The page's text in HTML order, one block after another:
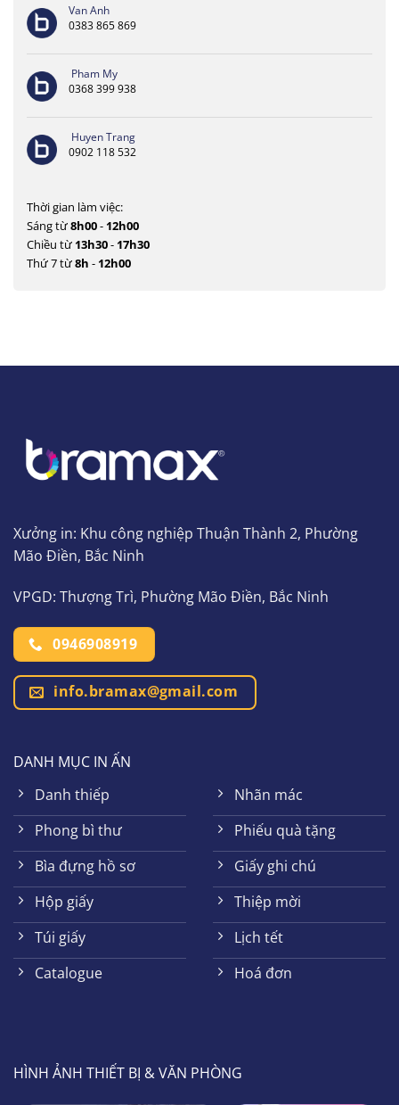
Van Anh
0383 865 869
Pham My
0368 399 938
Huyen Trang
0902 118 532
Thời gian làm việc:
Sáng từ8h00- 12h00
Chiều từ 13h30- 17h30
Thứ 7 từ8h - 12h00
Xưởng in: Khu công nghiệp Thuận Thành 2, Phường
Mão Điền, Bắc Ninh
VPGD: Thượng Trì, Phường Mão Điền, Bắc Ninh
0946908919
info.bramax@gmail.com
DANH MỤC IN ẤN
Danh thiếp
Phong bì thư
Bìa đựng hồ sơ
Hộp giấy
Túi giấy
Catalogue
Nhãn mác
Phiếu quà tặng
Giấy ghi chú
Thiệp mời
Lịch tết
Hoá đơn
HÌNH ẢNH THIẾT BỊ & VĂN PHÒNG